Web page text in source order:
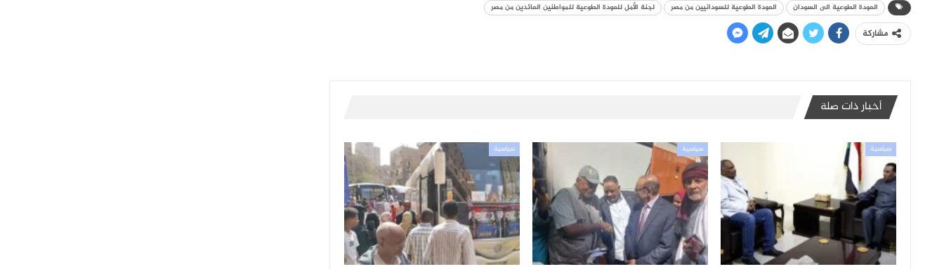
العودة الطوعية الى السودان العودة الطوعية للسودانيين من مصر لجنة الأمل للعودة الطوعية للمواطنين العائدين من مصر
مشاركة
أخبار ذات صلة
سياسية سياسية سياسية